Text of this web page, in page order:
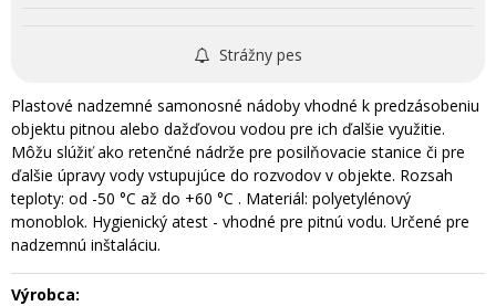
Strážny pes
Plastové nadzemné samonosné nádoby vhodné k predzásobeniu
objektu pitnou alebo dažďovou vodou pre ich ďalšie využitie.
Môžu slúžiť ako retenčné nádrže pre posilňovacie stanice či pre
ďalšie úpravy vody vstupujúce do rozvodov v objekte. Rozsah
teploty: od -50 °C až do +60 °C . Materiál: polyetylénový
monoblok. Hygienický atest - vhodné pre pitnú vodu. Určené pre
nadzemnú inštaláciu.
Výrobca: